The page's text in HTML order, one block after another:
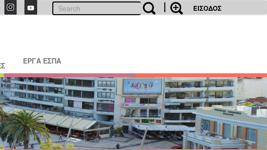
ΕΙΣΟΔΟΣ
ΕΡΓΑ ΕΣΠΑ